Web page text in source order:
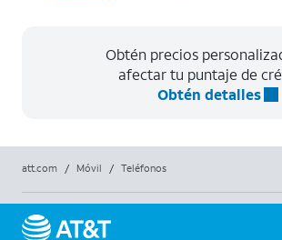
Obtén precios
afectar tu puntaje de
Obtén detalles
att.com / Móvil / Teléfonos